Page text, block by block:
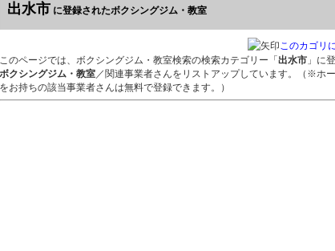
出水市 に登録されたボクシングジム・教室
このカゴリ
このページでは、ボクシングジム・教室検索の検索カテゴリー「 出水市 」に
ボクシングジム・教室／関連事業者さんをリストアップしています。（※ホ
をお持ちの該当事業者さんは無料で登録できます。）